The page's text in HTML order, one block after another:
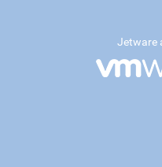
Jetware